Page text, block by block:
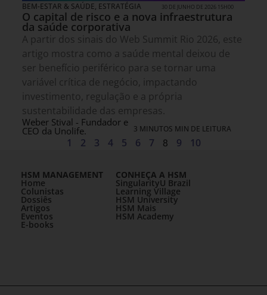
BEM-ESTAR & SAÚDE, ESTRATÉGIA 30 DE JUNHO DE 2026 15H00
O capital de risco e a nova infraestrutura
da saúde corporativa
A partir dos sinais do Web Summit Rio 2026, este
artigo mostra como a saúde mental deixou de
ser benefício periférico para se tornar uma
variável crítica de negócio, impactando
investimento, regulação e a própria
sustentabilidade das empresas.
Weber Stival - Fundador e
CEO da Unolife. 3 MINUTOS MIN DE LEITURA
1 2 3 4 5 6 7 8 9 10
HSM MANAGEMENT
Home
Colunistas
Dossiês
Artigos
Eventos
E-books
CONHEÇA A HSM
SingularityU Brazil
Learning Village
HSM University
HSM Mais
HSM Academy